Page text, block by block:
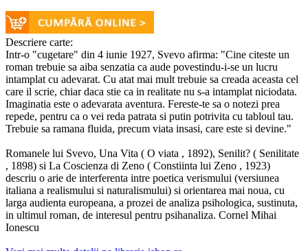
Descriere carte:
Intr-o "cugetare" din 4 iunie 1927, Svevo afirma: "Ci­ne citeste un
roman trebuie sa aiba senzatia ca aude povestindu-i-se un lucru
intamplat cu adevarat. Cu atat mai mult trebuie sa creada aceasta cel
care il scrie, chiar daca stie ca in realitate nu s-a intamplat niciodata.
Ima­gi­natia este o adevarata aventura. Fereste-te sa o notezi prea
repede, pentru ca o vei reda patrata si putin potrivita cu tabloul tau.
Trebuie sa ramana fluida, precum viata insasi, care este si devine."
Romanele lui Svevo, Una Vita ( O viata , 1892), Senilit? ( Senilitate
, 1898) si La Coscienza di Zeno ( Constiinta lui Zeno , 1923)
descriu o arie de interferenta intre poetica ve­ri­smului (versiunea
italiana a realismului si natura­lis­­mului) si orientarea mai noua, cu
larga audienta euro­peana, a prozei de analiza psihologica, sustinuta,
in ultimul ro­man, de interesul pentru psihanaliza. Cornel Mihai
Ionescu